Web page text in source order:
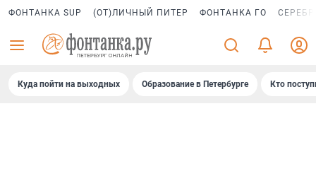
ФОНТАНКА SUP (ОТ)ЛИЧНЫЙ ПИТЕР ФОНТАНКА ГО
Куда пойти на выходных Образование в Петербурге Кто